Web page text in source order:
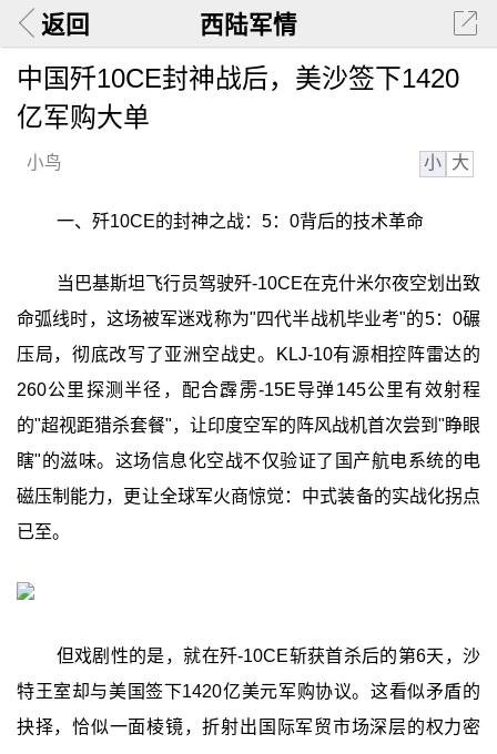
返回 西陆军情
中国歼10CE封神战后，美沙签下1420
亿军购大单
小鸟 小 大
一、歼10CE的封神之战：5：0背后的技术革命
当巴基斯坦飞行员驾驶歼-10CE在克什米尔夜空划出致
命弧线时，这场被军迷戏称为"四代半战机毕业考"的5：0碾
压局，彻底改写了亚洲空战史。KLJ-10有源相控阵雷达的
260公里探测半径，配合霹雳-15E导弹145公里有效射程
的"超视距猎杀套餐"，让印度空军的阵风战机首次尝到"睁眼
瞎"的滋味。这场信息化空战不仅验证了国产航电系统的电
磁压制能力，更让全球军火商惊觉：中式装备的实战化拐点
已至。
但戏剧性的是，就在歼-10CE斩获首杀后的第6天，沙
特王室却与美国签下1420亿美元军购协议。这看似矛盾的
抉择，恰似一面棱镜，折射出国际军贸市场深层的权力密